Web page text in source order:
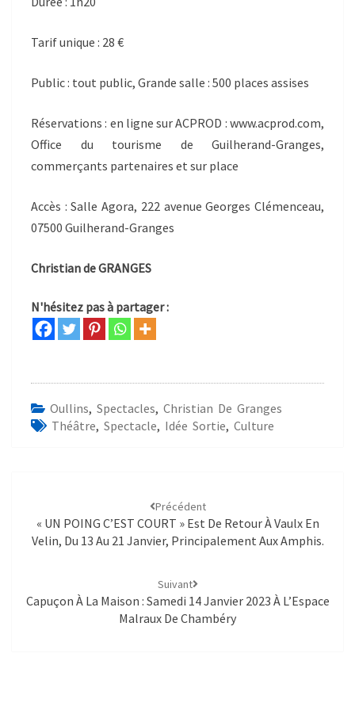
Tarif unique : 28 €
Public : tout public, Grande salle : 500 places assises
Réservations : en ligne sur ACPROD : www.acprod.com,
Office du tourisme de Guilherand-Granges,
commerçants partenaires et sur place
Accès : Salle Agora, 222 avenue Georges Clémenceau,
07500 Guilherand-Granges
Christian de GRANGES
N'hésitez pas à partager :
Oullins, Spectacles, Christian De Granges
Théâtre, Spectacle, Idée Sortie, Culture
Précédent
« UN POING C’EST COURT » Est De Retour À Vaulx En
Velin, Du 13 Au 21 Janvier, Principalement Aux Amphis.
Suivant
Capuçon À La Maison : Samedi 14 Janvier 2023 À L’Espace
Malraux De Chambéry